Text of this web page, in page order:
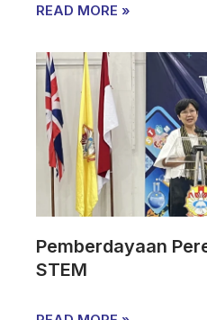
READ MORE »
Pemberdayaan
STEM